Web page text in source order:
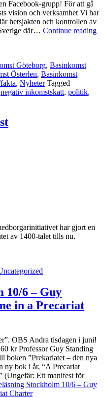
Facebook-grupp! För att gå
vision och verksamhet Vi har
hetsjakten och kontrollen av
där… Continue reading
Göteborg, Basinkomst
Österlen, Basinkomst
, Nyheter Tagged
negativ inkomstskatt, politik,
har gjort en
av 1400-talet tills nu.
10/6 – Guy
in a Precariat
OBS Andra tisdagen i juni!
kr Professor Guy Standing
boken ”Prekariatet – den nya
ny bok i år, “A Precariat
(Ungefär: Ett manifest för
Stockholm 10/6 – Guy
Charter